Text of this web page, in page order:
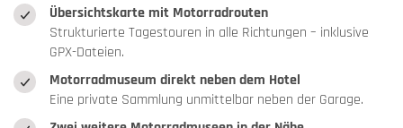
Übersichtskarte mit Motorradrouten
Strukturierte Tagestouren in alle Richtungen – inklusive
GPX-Dateien.
Motorradmuseum direkt neben dem Hotel
Eine private Sammlung unmittelbar neben der Garage.